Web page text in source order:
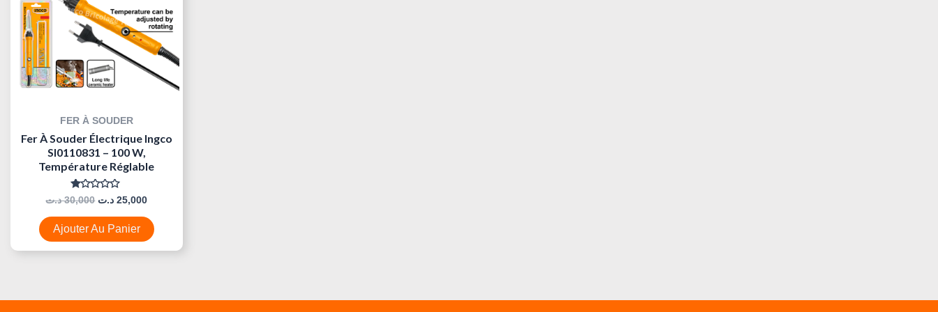
FER À SOUDER
Fer À Souder Électrique Ingco
SI0110831 – 100 W,
Température Réglable
Note
0
Sur
5
30,000 د.ت 25,000 د.ت
Ajouter Au Panier